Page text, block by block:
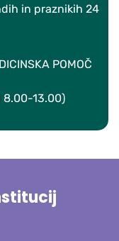
in praznikih 24
POMOČ
8.00-13.00)